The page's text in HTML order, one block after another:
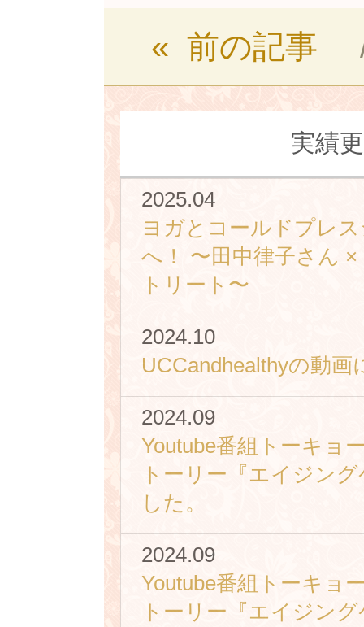
« 前の記事
実績
2025.04
ヨガとコールドプレ
へ！ 〜田中律子さん
トリート〜
2024.10
UCCandhealthyの動
2024.09
Youtube番組トーキョ
トーリー『エイジン
した。
2024.09
Youtube番組トーキョ
トーリー『エイジン